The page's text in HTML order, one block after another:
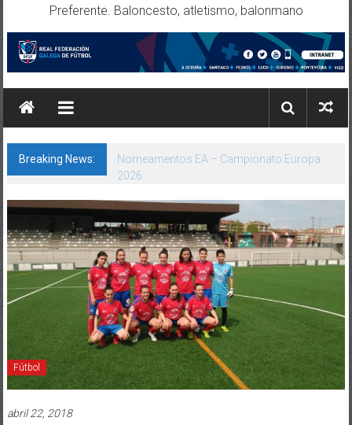
Preferente. Baloncesto, atletismo, balonmano
Breaking News:
Nomeamentos EA – Campionato Europa
2026
Fútbol
abril 22, 2018